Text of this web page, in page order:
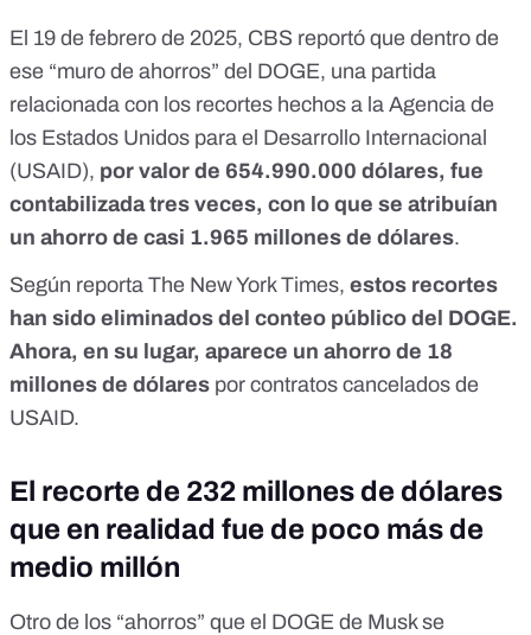
El 19 de febrero de 2025, CBS reportó que dentro de
ese “muro de ahorros” del DOGE, una partida
relacionada con los recortes hechos a la Agencia de
los Estados Unidos para el Desarrollo Internacional
(USAID), por valor de 654.990.000 dólares, fue
contabilizada tres veces, con lo que se atribuían
un ahorro de casi 1.965 millones de dólares.
Según reporta The New York Times, estos recortes
han sido eliminados del conteo público del DOGE.
Ahora, en su lugar, aparece un ahorro de 18
millones de dólares por contratos cancelados de
USAID.
El recorte de 232 millones de dólares
que en realidad fue de poco más de
medio millón
Otro de los “ahorros” que el DOGE de Musk se